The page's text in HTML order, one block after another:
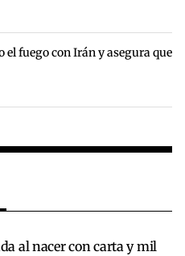
fuego con Irán y asegura que
al nacer con carta y mil